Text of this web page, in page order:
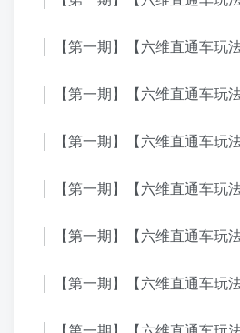
│ 【第一期】【六维直通车
│ 【第一期】【六维直通车
│ 【第一期】【六维直通车
│ 【第一期】【六维直通车
│ 【第一期】【六维直通车
│ 【第一期】【六维直通车